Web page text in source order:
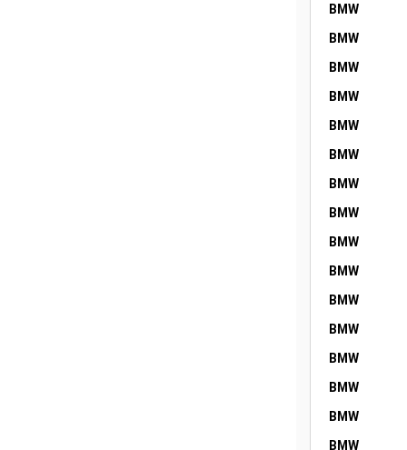
BMW
BMW
BMW
BMW
BMW
BMW
BMW
BMW
BMW
BMW
BMW
BMW
BMW
BMW
BMW
BMW